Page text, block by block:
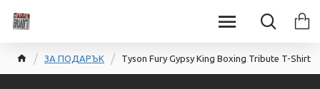
ЗА ПОДАРЪК Tyson Fury Gypsy King Boxing Tribute T-Shirt